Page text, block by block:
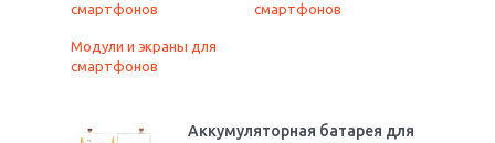
смартфонов
смартфонов
Модули и экраны для
смартфонов
Аккумуляторная батарея для